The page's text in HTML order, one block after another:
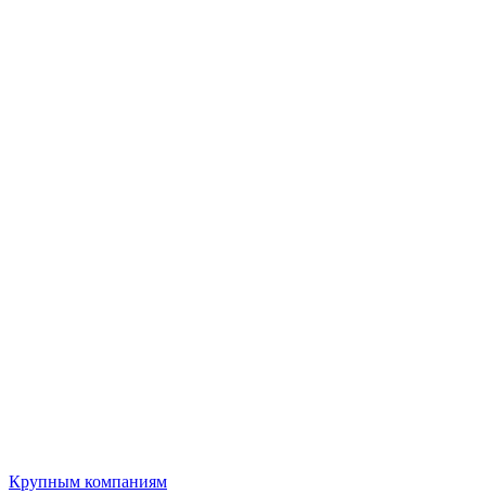
Крупным компаниям